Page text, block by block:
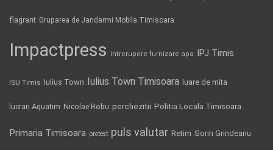
flagrant Gruparea de Jandarmi Mobila Timisoara
Impactpress intrerupere furnizare apa IPJ Timis
ISU Timis Iulius Town Iulius Town Timisoara luare de mita
lucrari Aquatim Nicolae Robu perchezitii Politia Locala Timisoara
Primaria Timisoara protest puls valutar Retim Sorin Grindeanu